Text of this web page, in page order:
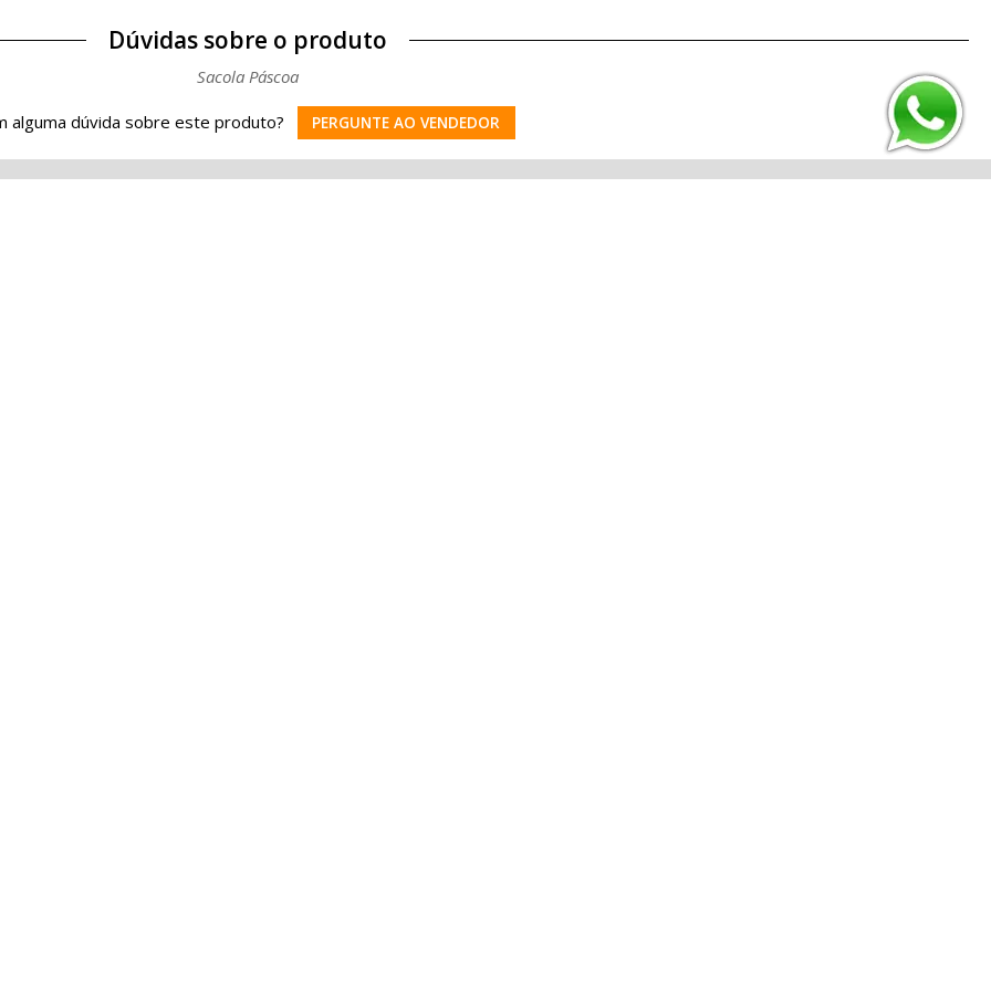
Dúvidas sobre o produto
Sacola Páscoa
alguma dúvida sobre este produto? PERGUNTE AO VENDEDOR